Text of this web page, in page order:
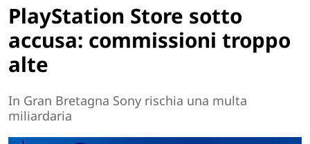
PlayStation Store sotto
accusa: commissioni troppo
alte
In Gran Bretagna Sony rischia una multa
miliardaria